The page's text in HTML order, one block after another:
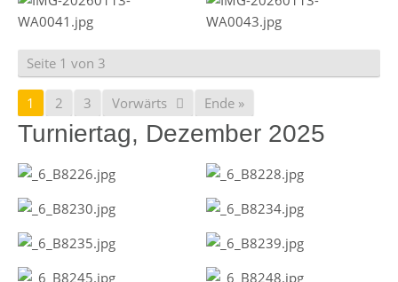
Seite 1 von 3
1 2 3 Vorwärts Ende »
Turniertag, Dezember 2025